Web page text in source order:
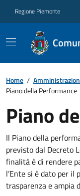
Regione Piemonte
Home /
Piano della Performance
Piano
Il Piano della
previsto dal Decreto
finalità è di rendere
l’Ente si è dato per
trasparenza e ampia